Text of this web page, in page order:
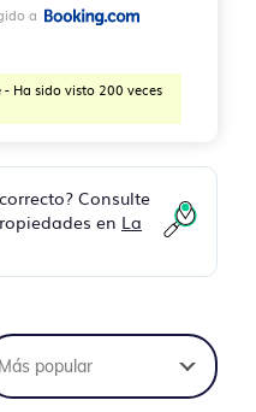
a
Ha sido visto 200 veces
Consulte
en La
Más popular